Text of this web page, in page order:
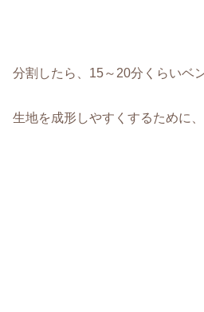
分割したら、15～20分くらいベ
生地を成形しやすくするために、